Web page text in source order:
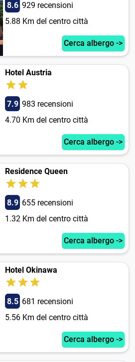
8.6 929 recensioni
5.88 Km del centro città
Cerca albergo ->
Hotel Austria
7.9 983 recensioni
4.70 Km del centro città
Cerca albergo ->
Residence Queen
8.9 655 recensioni
1.32 Km del centro città
Cerca albergo ->
Hotel Okinawa
8.5 681 recensioni
5.56 Km del centro città
Cerca albergo ->